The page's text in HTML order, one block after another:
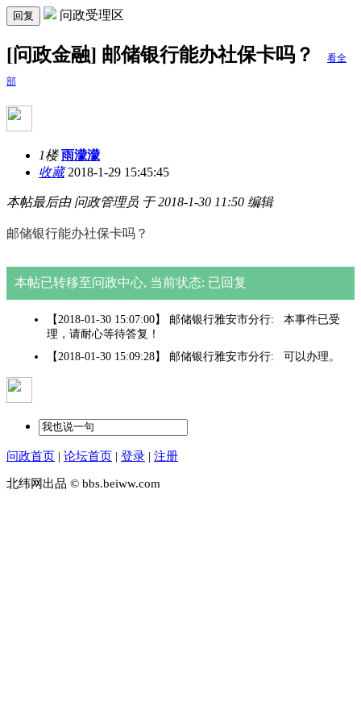
回复 问政受理区
[问政金融] 邮储银行能办社保卡吗？ 看全
部
1楼 雨濛濛
收藏2018-1-29 15:45:45
本帖最后由 问政管理员 于 2018-1-30 11:50 编辑
邮储银行能办社保卡吗？
本帖已转移至问政中心, 当前状态: 已回复
【2018-01-30 15:07:00】 邮储银行雅安市分行: 本事件已受
理，请耐心等待答复！
【2018-01-30 15:09:28】 邮储银行雅安市分行: 可以办理。
问政首页 | 论坛首页 | 登录 | 注册
北纬网出品 © bbs.beiww.com